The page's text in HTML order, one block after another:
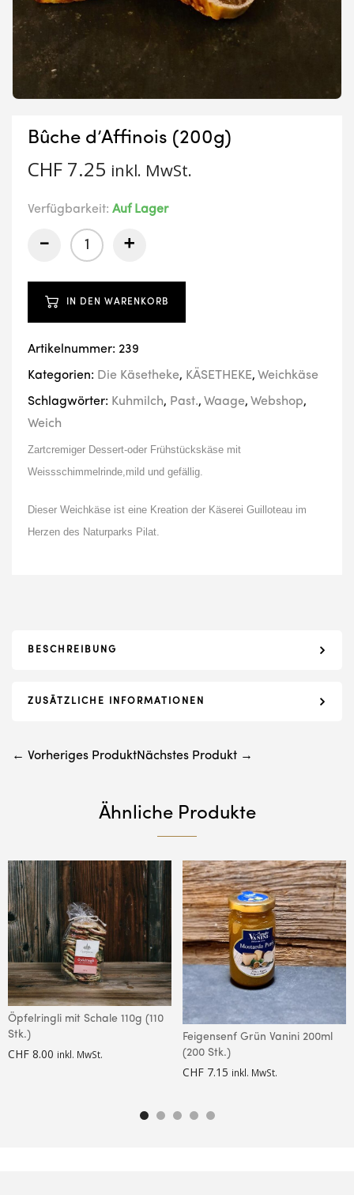
Bûche d’Affinois (200g)
CHF 7.25 inkl. MwSt.
Verfügbarkeit: Auf Lager
- +
IN DEN WARENKORB
Artikelnummer: 239
Kategorien: Die Käsetheke, KÄSETHEKE, Weichkäse
Schlagwörter: Kuhmilch, Past., Waage, Webshop,
Weich
Zartcremiger Dessert-oder Frühstückskäse mit
Weissschimmelrinde,mild und gefällig.
Dieser Weichkäse ist eine Kreation der Käserei Guilloteau im
Herzen des Naturparks Pilat.
BESCHREIBUNG
ZUSÄTZLICHE INFORMATIONEN
← Vorheriges ProduktNächstes Produkt →
Ähnliche Produkte
Öpfelringli mit Schale 110g (110
Stk.)
CHF 8.00 inkl. MwSt.
Feigensenf Grün Vanini 200ml
(200 Stk.)
CHF 7.15 inkl. MwSt.